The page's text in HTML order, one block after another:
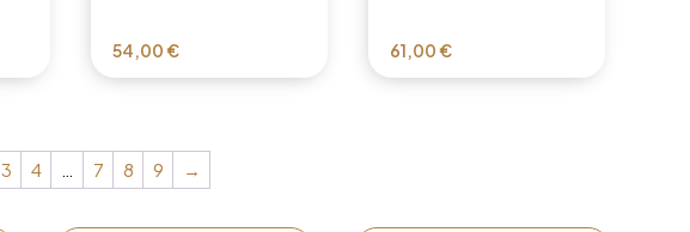
54,00€ 61,00€
3 4 7 8 9 →